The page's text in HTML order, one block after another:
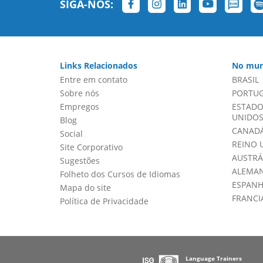
SIGA-NOS:
Links Relacionados
Entre em contato
Sobre nós
Empregos
Blog
Social
Site Corporativo
Sugestões
Folheto dos Cursos de Idiomas
Mapa do site
Política de Privacidade
No
BRASIL
REINO